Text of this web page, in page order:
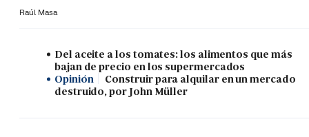
Raúl Masa
Del aceite a los tomates: los alimentos que más
bajan de precio en los supermercados
Opinión
Construir para alquilar en un mercado
destruido, por John Müller